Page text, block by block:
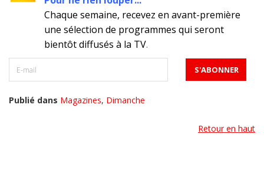
Chaque semaine, recevez en avant-première
une sélection de programmes qui seront
bientôt diffusés à la TV.
Publié dans Magazines, Dimanche
Retour en haut